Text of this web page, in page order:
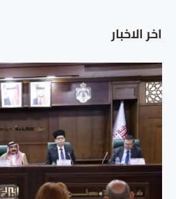
اخر الاخبار